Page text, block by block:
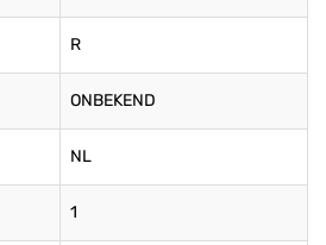
R
ONBEKEND
NL
1